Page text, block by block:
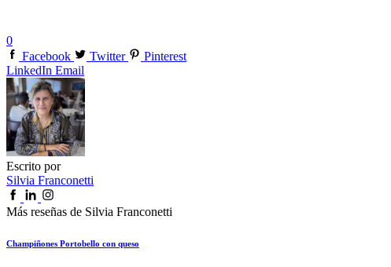
0
Facebook
Twitter
Pinterest
LinkedIn Email
Escrito por
Silvia Franconetti
Más reseñas de Silvia Franconetti
Champiñones Portobello con queso